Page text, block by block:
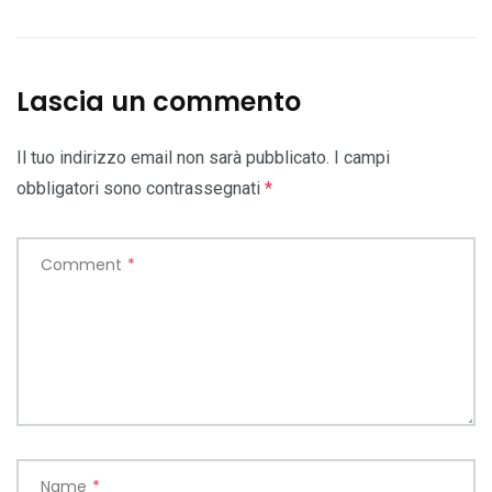
Lascia un commento
Il tuo indirizzo email non sarà pubblicato. I campi
obbligatori sono contrassegnati *
Comment *
Name *